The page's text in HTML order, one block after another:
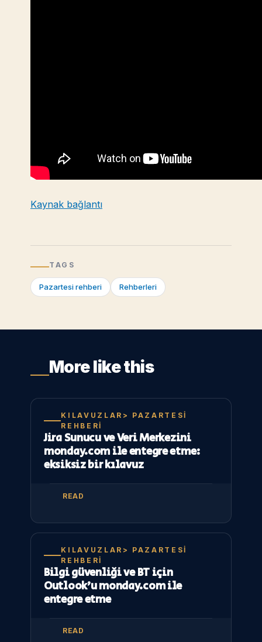
Kaynak bağlantı
TAGS
Pazartesi rehberi Rehberleri
More like this
KILAVUZLAR> PAZARTESI
REHBERI
Jira Sunucu ve Veri Merkezini
monday.com ile entegre etme:
eksiksiz bir kılavuz
READ
KILAVUZLAR> PAZARTESI
REHBERI
Bilgi güvenliği ve BT için
Outlook’u monday.com ile
entegre etme
READ